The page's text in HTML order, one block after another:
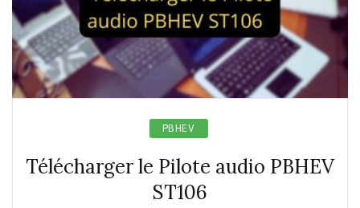
PBHEV
Télécharger le Pilote audio PBHEV
ST106